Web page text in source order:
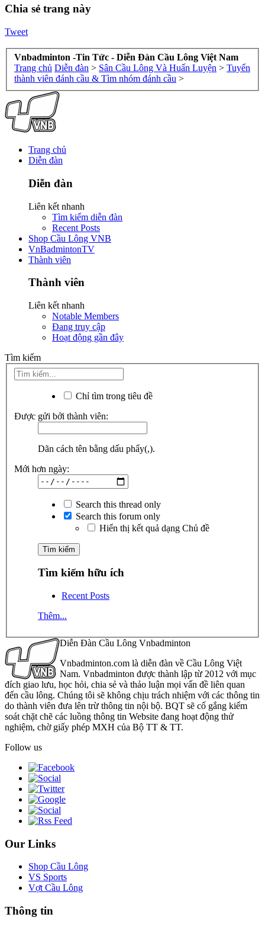
Chia sẻ trang này
Tweet
Vnbadminton -Tin Tức - Diễn Đàn Cầu Lông Việt Nam
Trang chủ Diễn đàn > Sân Cầu Lông Và Huấn Luyện > Tuyển
thành viên đánh cầu & Tìm nhóm đánh cầu >
Trang chủ
Diễn đàn
Diễn đàn
Liên kết nhanh
Tìm kiếm diễn đàn
Recent Posts
Shop Cầu Lông VNB
VnBadmintonTV
Thành viên
Thành viên
Liên kết nhanh
Notable Members
Đang truy cập
Hoạt động gần đây
Tìm kiếm
Chỉ tìm trong tiêu đề
Được gửi bởi thành viên:
Dãn cách tên bằng dấu phẩy(,).
Mới hơn ngày:
Search this thread only
Search this forum only
Hiển thị kết quả dạng Chủ đề
Tìm kiếm hữu ích
Recent Posts
Thêm...
Diễn Đàn Cầu Lông Vnbadminton
Vnbadminton.com là diễn đàn về Cầu Lông Việt
Nam. Vnbadminton được thành lập từ 2012 với mục
đích giao lưu, học hỏi, chia sẻ và thảo luận mọi vấn đề liên quan
đến cầu lông. Chúng tôi sẽ không chịu trách nhiệm với các thông tin
do thành viên đưa lên trừ thông tin nội bộ. BQT sẽ cố gắng kiểm
soát chặt chẽ các luồng thông tin Website đang hoạt động thử
nghiệm, chờ giấy phép MXH của Bộ TT & TT.
Follow us
Our Links
Shop Cầu Lông
VS Sports
Vợt Cầu Lông
Thông tin